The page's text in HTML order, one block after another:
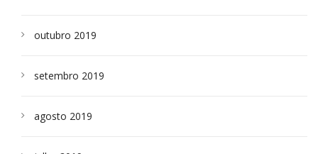
outubro 2019
setembro 2019
agosto 2019